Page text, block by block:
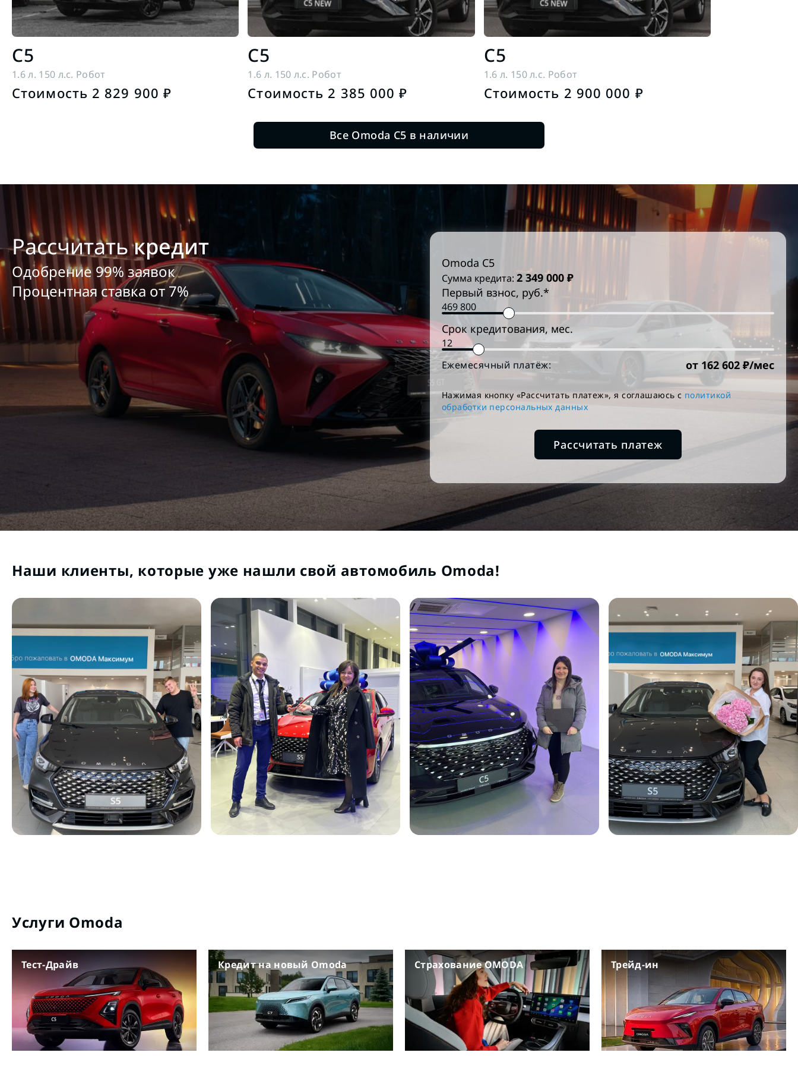
C5
1.6 л. 150 л.с. Робот
Стоимость 2 829 900 ₽
C5
1.6 л. 150 л.с. Робот
Стоимость 2 385 000 ₽
C5
1.6 л. 150 л.с. Робот
Стоимость 2 900 000 ₽
Все Omoda C5 в наличии
Рассчитатькредит
Одобрение 99% заявок
Процентная ставка от7%
Omoda C5
Сумма кредита: 2 349 000 ₽
Первый взнос, руб.*
Срок кредитования, мес.
Ежемесячный платёж: от 162 602 ₽/мес
Нажимая кнопку «Рассчитать платеж», я соглашаюсь c политикой
обработки персональных данных
Рассчитать платеж
Наши клиенты, которые уже нашли свой автомобиль Omoda!
Услуги Omoda
Тест-Драйв Кредит на новый Omoda Страхование OMODA Трейд-ин